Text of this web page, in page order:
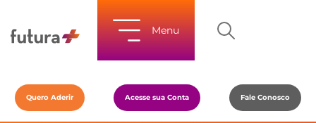
Menu
Quero Aderir Acesse sua Conta Fale Conosco